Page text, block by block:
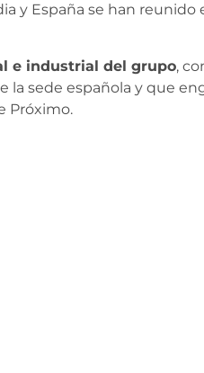
y España se han reunido
e industrial del grupo,
la sede española y que
Próximo.